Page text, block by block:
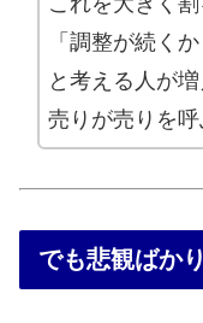
「調整が続く
と考える人が増
売りが売りを呼
でも悲観ばか